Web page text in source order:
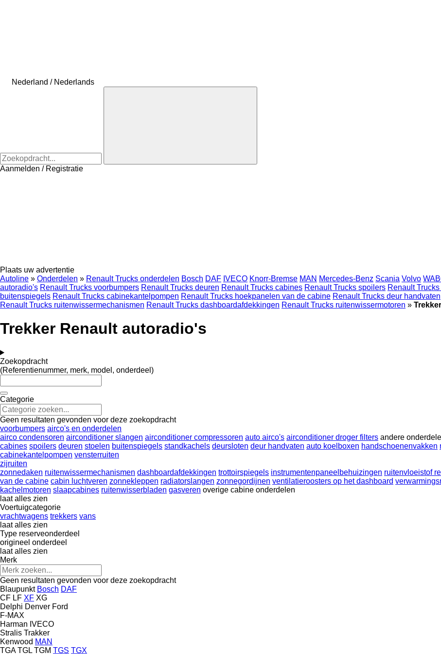
Nederland / Nederlands
Aanmelden / Registratie
Plaats uw advertentie
Autoline » Onderdelen » Renault Trucks onderdelen Bosch DAF IVECO Knorr-Bremse MAN Mercedes-Benz Scania Volvo
autoradio's Renault Trucks voorbumpers Renault Trucks deuren Renault Trucks cabines Renault Trucks spoilers Renault
buitenspiegels Renault Trucks cabinekantelpompen Renault Trucks hoekpanelen van de cabine Renault Trucks deur handvaten
Renault Trucks ruitenwissermechanismen Renault Trucks dashboardafdekkingen Renault Trucks ruitenwissermotoren »
Trekker Renault autoradio's
Zoekopdracht
(Referentienummer, merk, model, onderdeel)
Categorie
Geen resultaten gevonden voor deze zoekopdracht
voorbumpers airco's en onderdelen
airco condensoren airconditioner slangen airconditioner compressoren auto airco's airconditioner droger filters andere
cabines spoilers deuren stoelen buitenspiegels standkachels deursloten deur handvaten auto koelboxen handschoenenvakken
cabinekantelpompen vensterruiten
zijruiten
zonnedaken ruitenwissermechanismen dashboardafdekkingen trottoirspiegels instrumentenpaneelbehuizingen ruitenvloeistof
van de cabine cabin luchtveren zonnekleppen radiatorslangen zonnegordijnen ventilatieroosters op het dashboard
kachelmotoren slaapcabines ruitenwisserbladen gasveren overige cabine onderdelen
laat alles zien
Voertuigcategorie
vrachtwagens trekkers vans
laat alles zien
Type reserveonderdeel
origineel onderdeel
laat alles zien
Merk
Geen resultaten gevonden voor deze zoekopdracht
Blaupunkt Bosch DAF
CF LF XF XG
Delphi Denver Ford
F-MAX
Harman IVECO
Stralis Trakker
Kenwood MAN
TGA TGL TGM TGS TGX